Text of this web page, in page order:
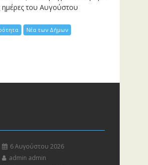
ημέρες του Αυγούστου
Νέα των Δήμων
6 Αυγούστου 2026
admin admin